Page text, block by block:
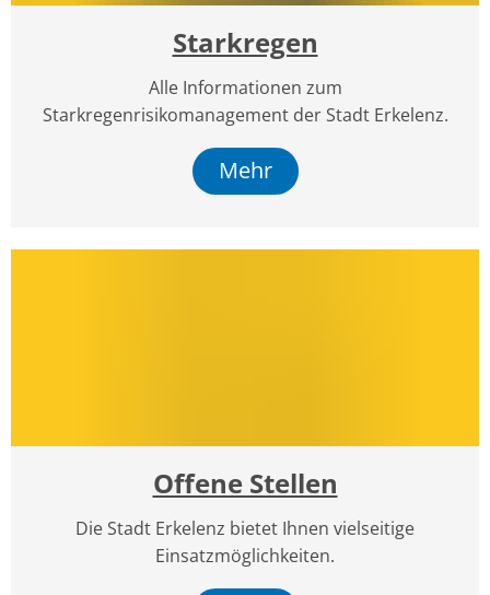
Starkregen
Alle Informationen zum
Starkregenrisikomanagement der Stadt Erkelenz.
Mehr
Offene Stellen
Die Stadt Erkelenz bietet Ihnen vielseitige
Einsatzmöglichkeiten.